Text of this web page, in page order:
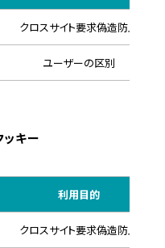
クロスサイト要求偽造防止
ユーザーの区別
キー
利用目的
クロスサイト要求偽造防止